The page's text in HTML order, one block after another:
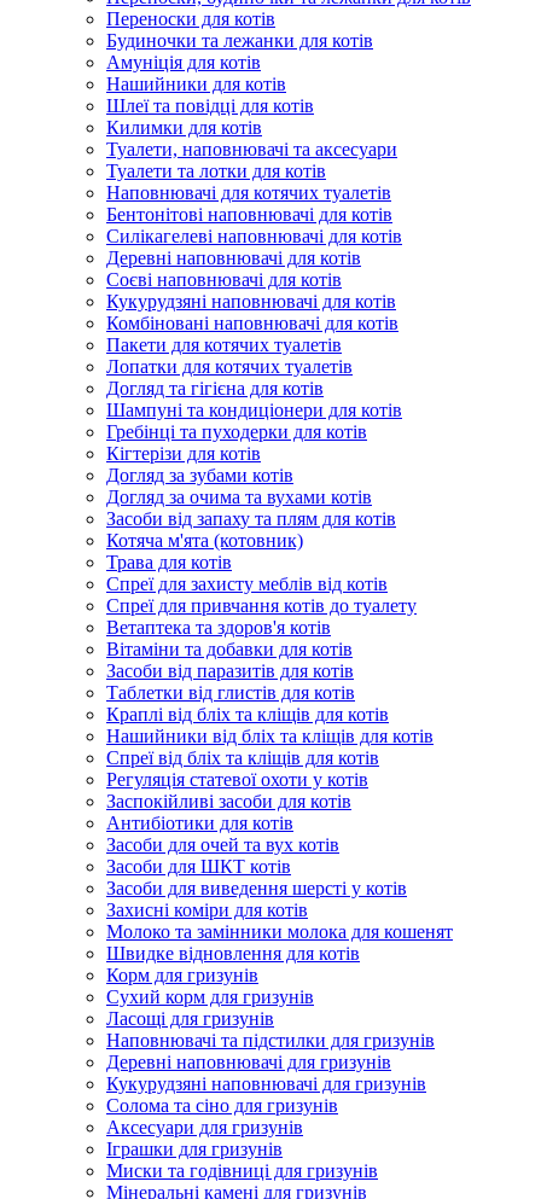
Переноски для котів
Будиночки та лежанки для котів
Амуніція для котів
Нашийники для котів
Шлеї та повідці для котів
Килимки для котів
Туалети, наповнювачі та аксесуари
Туалети та лотки для котів
Наповнювачі для котячих туалетів
Бентонітові наповнювачі для котів
Силікагелеві наповнювачі для котів
Деревні наповнювачі для котів
Соєві наповнювачі для котів
Кукурудзяні наповнювачі для котів
Комбіновані наповнювачі для котів
Пакети для котячих туалетів
Лопатки для котячих туалетів
Догляд та гігієна для котів
Шампуні та кондиціонери для котів
Гребінці та пуходерки для котів
Кігтерізи для котів
Догляд за зубами котів
Догляд за очима та вухами котів
Засоби від запаху та плям для котів
Котяча м'ята (котовник)
Трава для котів
Спреї для захисту меблів від котів
Спреї для привчання котів до туалету
Ветаптека та здоров'я котів
Вітаміни та добавки для котів
Засоби від паразитів для котів
Таблетки від глистів для котів
Краплі від бліх та кліщів для котів
Нашийники від бліх та кліщів для котів
Спреї від бліх та кліщів для котів
Регуляція статевої охоти у котів
Заспокійливі засоби для котів
Антибіотики для котів
Засоби для очей та вух котів
Засоби для ШКТ котів
Засоби для виведення шерсті у котів
Захисні коміри для котів
Молоко та замінники молока для кошенят
Швидке відновлення для котів
Корм для гризунів
Сухий корм для гризунів
Ласощі для гризунів
Наповнювачі та підстилки для гризунів
Деревні наповнювачі для гризунів
Кукурудзяні наповнювачі для гризунів
Солома та сіно для гризунів
Аксесуари для гризунів
Іграшки для гризунів
Миски та годівниці для гризунів
Мінеральні камені для гризунів